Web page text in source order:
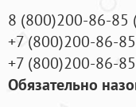
8 (800)200-86-85
+7 (800)200-86-85
+7 (800)200-86-85
Обязательно